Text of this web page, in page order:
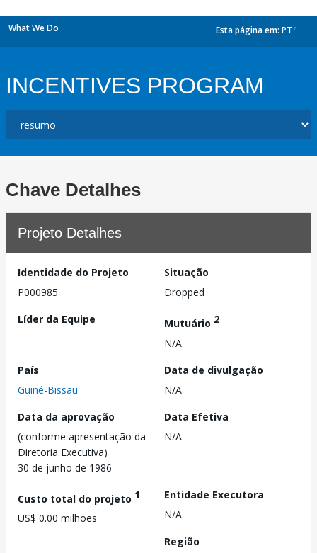
What We Do Esta página em: PT
INCENTIVES PROGRAM
Chave Detalhes
Projeto Detalhes
Identidade do Projeto
P000985
Situação
Dropped
Líder da Equipe
Mutuário 2
N/A
País
Guiné-Bissau
Data de divulgação
N/A
Data da aprovação
(conforme apresentação da
Diretoria Executiva)
30 de junho de 1986
Data Efetiva
N/A
Custo total do projeto 1
US$ 0.00 milhões
Entidade Executora
N/A
Região